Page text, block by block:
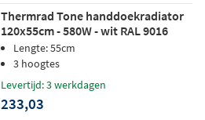
Thermrad Tone handdoekradiator
120x55cm - 580W - wit RAL 9016
Lengte: 55cm
3 hoogtes
Levertijd: 3 werkdagen
233,03